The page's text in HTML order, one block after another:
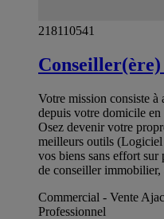
218110541
Votre mission consiste à
depuis votre domicile
Osez devenir votre
meilleurs outils
vos biens sans effort
de conseiller immobilier,
Commercial - Vente
Professionnel